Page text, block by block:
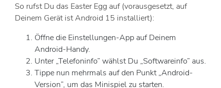
So rufst Du das Easter Egg auf (vorausgesetzt, auf
Deinem Gerät ist Android 15 installiert):
Öffne die Einstellungen-App auf Deinem
Android-Handy.
Unter „Telefoninfo” wählst Du „Softwareinfo” aus.
Tippe nun mehrmals auf den Punkt „Android-
Version”, um das Minispiel zu starten.